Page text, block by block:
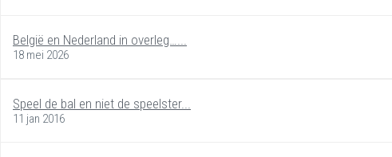
België en Nederland in overleg…...
18 mei 2026
Speel de bal en niet de speelster...
11 jan 2016